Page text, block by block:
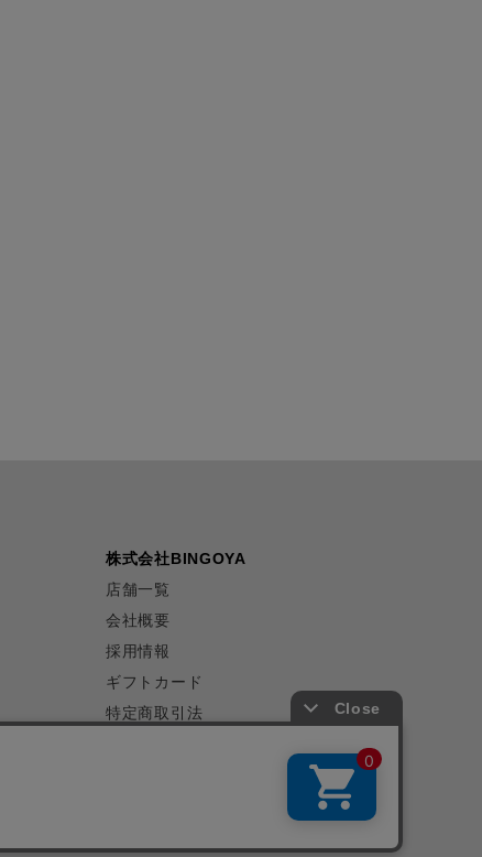
株式会社BINGOYA
店舗一覧
会社概要
採用情報
ギフトカード
特定商取引法